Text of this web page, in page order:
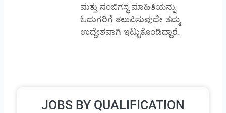
ಮತ್ತು ನಂಬಿಗಸ್ಥ ಮಾಹಿತಿಯನ್ನು
ಓದುಗರಿಗೆ ತಲುಪಿಸುವುದೇ ತಮ್ಮ
ಉದ್ದೇಶವಾಗಿ ಇಟ್ಟುಕೊಂಡಿದ್ದಾರೆ.
JOBS BY QUALIFICATION